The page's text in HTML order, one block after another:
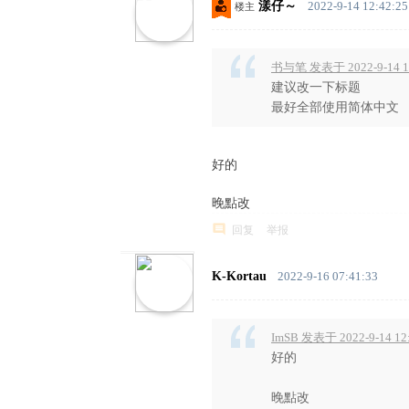
楼主 漾仔～ 2022-9-14 12:42:25
书与笔 发表于 2022-9-14
建议改一下标题
最好全部使用简体中文
好的
晚點改
回复 举报
K-Kortau 2022-9-16 07:41:33
ImSB 发表于 2022-9-14
好的
晚點改